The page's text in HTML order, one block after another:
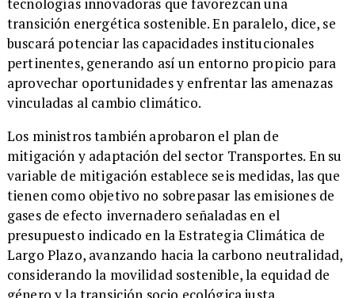
tecnologías innovadoras que favorezcan una
transición energética sostenible. En paralelo, dice, se
buscará potenciar las capacidades institucionales
pertinentes, generando así un entorno propicio para
aprovechar oportunidades y enfrentar las amenazas
vinculadas al cambio climático.
​Los ministros también aprobaron el plan de
mitigación y adaptación del sector Transportes. En su
variable de mitigación establece seis medidas, las que
tienen como objetivo no sobrepasar las emisiones de
gases de efecto invernadero señaladas en el
presupuesto indicado en la Estrategia Climática de
Largo Plazo, avanzando hacia la carbono neutralidad,
considerando la movilidad sostenible, la equidad de